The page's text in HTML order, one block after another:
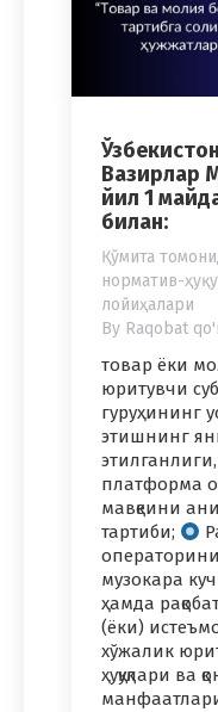
Вазирлар
йил 1
билан:
Қўмита
норматив-
лойиҳалари
By Raqobat
товар ёки
юритувчи
гуруҳининг
этишнинг
платформа
мавқеини
тартиби;
музокара
ҳамда
(ёки)
хўжалик
ҳуқуқлари ва